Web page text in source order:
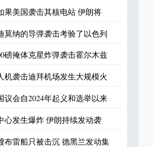
果美国袭击其核电站 伊朗将
莫纳的导弹袭击考验了以色列
磅掩体克星炸弹袭击霍尔木兹
机袭击迪拜机场发生大规模火
议会自2024年起义和选举以来
心发生爆炸 伊朗持续发动袭
布雷船只被击沉 德黑兰发动集